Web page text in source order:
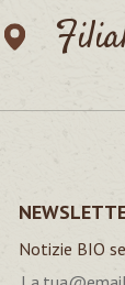
Notizie BIO